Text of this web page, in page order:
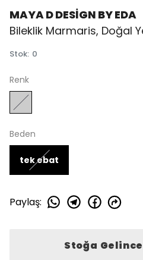
MAYA D DESİGN BY EDA
Bileklik Marmaris, Doğal
Stok: 0
Renk
Beden
tek ebat
Paylaş:
Stoğa